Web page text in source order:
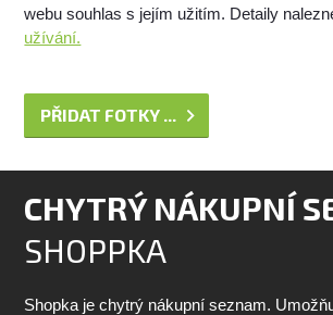
webu souhlas s jejím užitím. Detaily
užívání.
PŘIDAT FOTKY ...
CHYTRÝ NÁKUPNÍ
SHOPPKA
Shopka je chytrý nákupní seznam.